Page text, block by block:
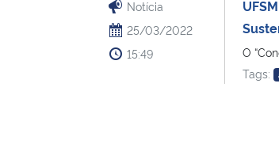
Notícia
25/03/2022
15:49
O
Tags: